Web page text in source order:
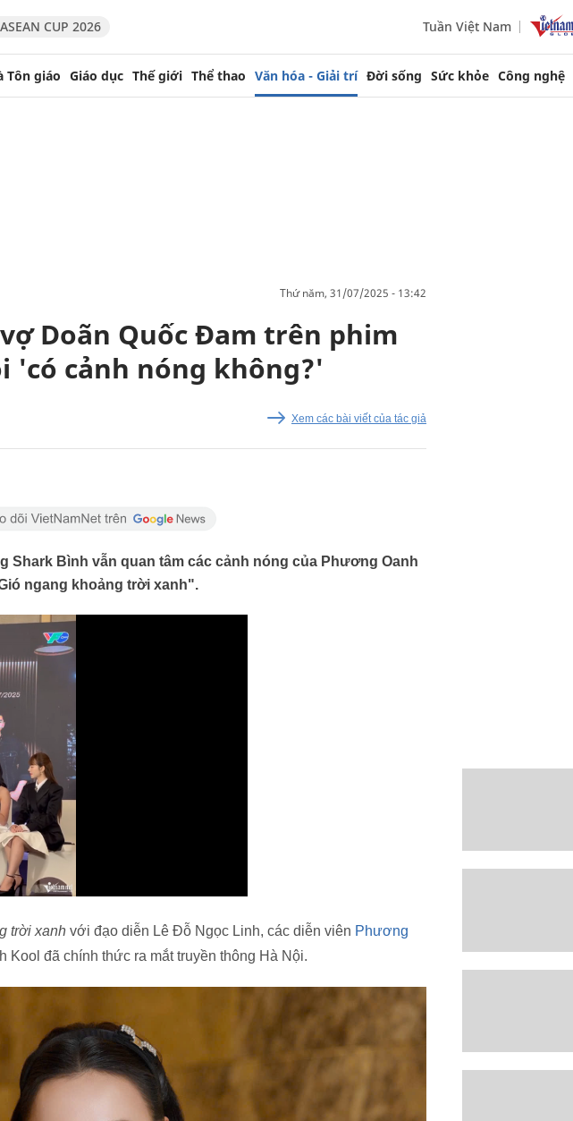
CUP 2026 Tuần Việt Nam
Tôn giáo Giáo dục Thế giới Thể thao Văn hóa - Giải trí Đời sống Sức khỏe Công nghệ
thứ năm, 31/07/2025 - 13:42
Doãn Quốc Đam trên phim
'có cảnh nóng không?'
Xem các bài viết của tác giả
Shark Bình vẫn quan tâm các cảnh nóng của Phương Oanh
ngang khoảng trời xanh".
trời xanh với đạo diễn Lê Đỗ Ngọc Linh, các diễn viên Phương
Kool đã chính thức ra mắt truyền thông Hà Nội.